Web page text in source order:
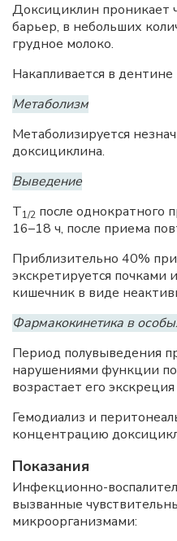
Доксициклин проникает
барьер, в небольших
грудное молоко.
Накапливается в
Метаболизм
Метаболизируется
доксициклина.
Выведение
T1/2 после однократного
16–18 ч, после приема
Приблизительно 40%
экскретируется почками
кишечник в виде
Фармакокинетика в
Период полувыведения
нарушениями функции
возрастает его
Гемодиализ и
концентрацию
Показания
Инфекционно-
вызванные
микроорганизмами: